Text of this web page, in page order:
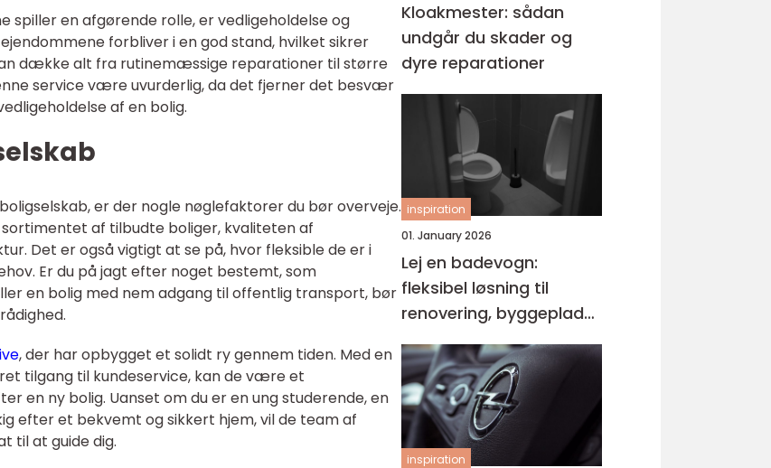
spiller en afgørende rolle, er vedligeholdelse og
forbliver i en god stand, hvilket sikrer
dække alt fra rutinemæssige reparationer til større
service være uvurderlig, da det fjerner det besvær
af en bolig.
er der nogle nøglefaktorer du bør overveje.
af tilbudte boliger, kvaliteten af
Det er også vigtigt at se på, hvor fleksible de er i
Er du på jagt efter noget bestemt, som
en bolig med nem adgang til offentlig transport, bør
, der har opbygget et solidt ry gennem tiden. Med en
tilgang til kundeservice, kan de være et
en ny bolig. Uanset om du er en ung studerende, en
efter et bekvemt og sikkert hjem, vil de team af
til at guide dig.
Kloakmester: sådan
undgår du skader og
dyre reparationer
inspiration
01. January 2026
Lej en badevogn:
fleksibel løsning til
renovering, byggeplads
og events
inspiration